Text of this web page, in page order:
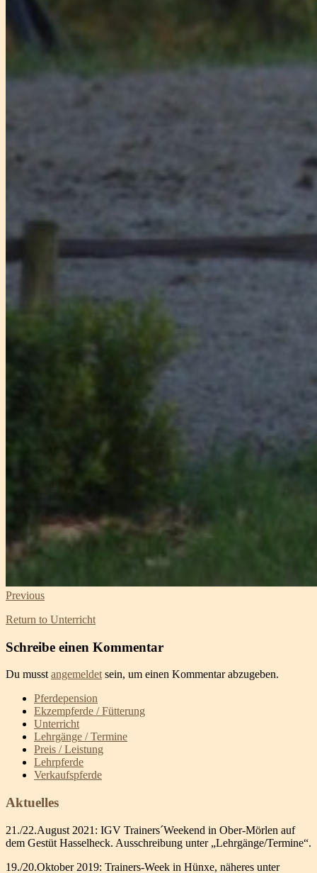
Previous
Return to Unterricht
Schreibe einen Kommentar
Du musst angemeldet sein, um einen Kommentar abzugeben.
Pferdepension
Ekzempferde / Fütterung
Unterricht
Lehrgänge / Termine
Preis / Leistung
Lehrpferde
Verkaufspferde
Aktuelles
21./22.August 2021: IGV Trainers´Weekend in Ober-Mörlen auf
dem Gestüt Hasselheck. Ausschreibung unter „Lehrgänge/Termine“.
19./20.Oktober 2019: Trainers-Week in Hünxe, näheres unter